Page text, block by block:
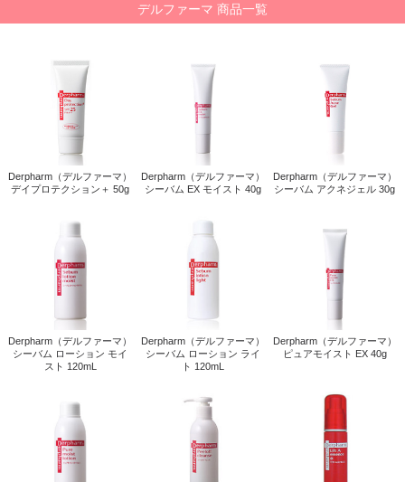
デルファーマ 商品一覧
Derpharm（デルファーマ） Derpharm（デルファーマ） Derpharm（デルファーマ）
Derpharm（デルファーマ）
シーバム ローション モイ...
シーバム ローション ライ...
Derpharm（デルファーマ）